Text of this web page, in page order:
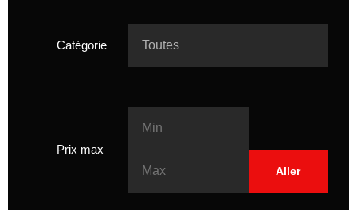
Catégorie
Prix max